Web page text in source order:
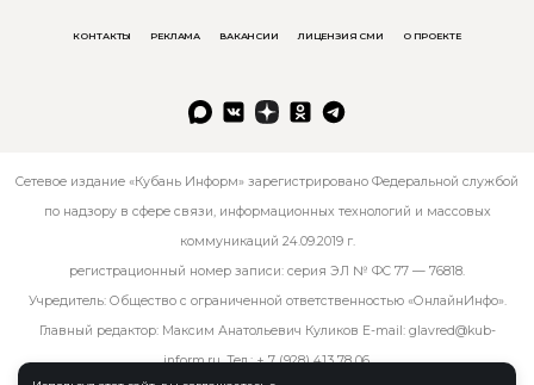
КОНТАКТЫ РЕКЛАМА ВАКАНСИИ ЛИЦЕНЗИЯ СМИ О ПРОЕКТЕ
Сетевое издание «Кубань Информ» зарегистрировано Федеральной службой
по надзору в сфере связи, информационных технологий и массовых
коммуникаций 24.09.2019 г.
регистрационный номер записи: серия ЭЛ № ФС 77 — 76818.
Учредитель: Общество с ограниченной ответственностью «ОнлайнИнфо».
Главный редактор: Максим Анатольевич Куликов E-mail: glavred@kub-
inform.ru. Тел.:+ 7 (928) 413 78 06.